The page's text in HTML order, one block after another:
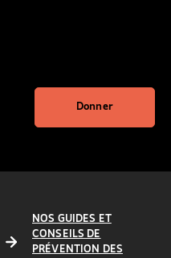
Donner
NOS GUIDES ET
CONSEILS DE
PRÉVENTION DES